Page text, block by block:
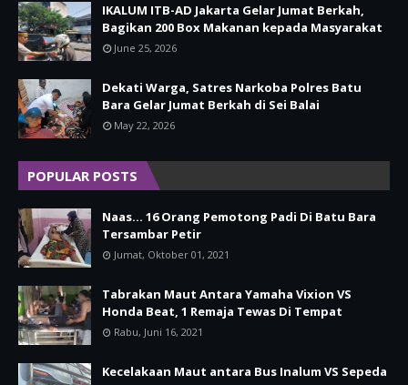
IKALUM ITB-AD Jakarta Gelar Jumat Berkah,
Bagikan 200 Box Makanan kepada Masyarakat
June 25, 2026
Dekati Warga, Satres Narkoba Polres Batu
Bara Gelar Jumat Berkah di Sei Balai
May 22, 2026
POPULAR POSTS
Naas... 16 Orang Pemotong Padi Di Batu Bara
Tersambar Petir
Jumat, Oktober 01, 2021
Tabrakan Maut Antara Yamaha Vixion VS
Honda Beat, 1 Remaja Tewas Di Tempat
Rabu, Juni 16, 2021
Kecelakaan Maut antara Bus Inalum VS Sepeda